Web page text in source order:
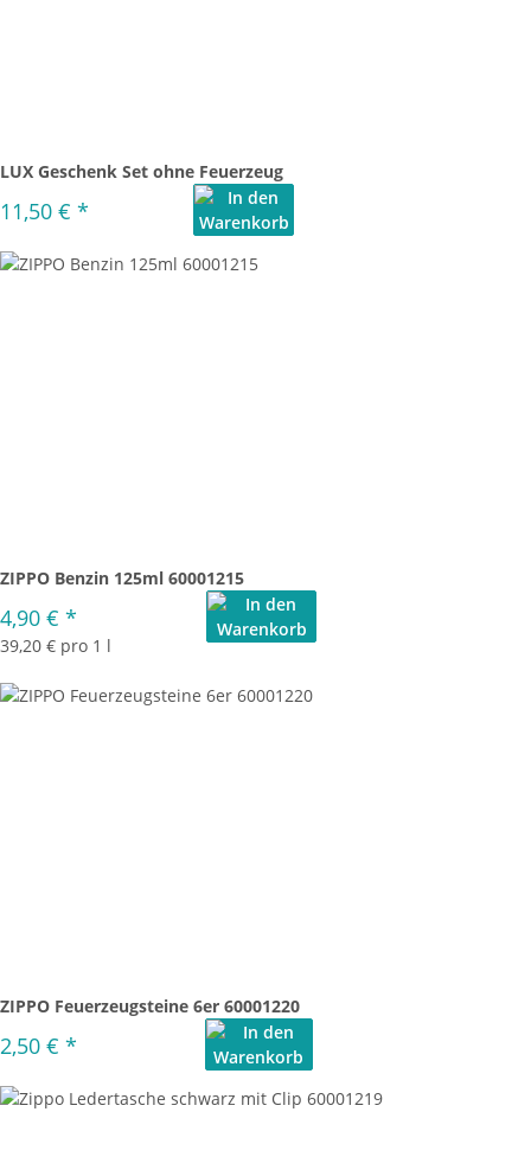
LUX Geschenk Set ohne Feuerzeug
11,50 € *
ZIPPO Benzin 125ml 60001215
4,90 € *
39,20 € pro 1 l
ZIPPO Feuerzeugsteine 6er 60001220
2,50 € *